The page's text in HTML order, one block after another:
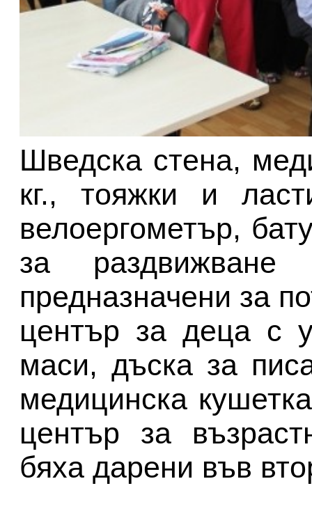
Шведска стена,
кг., тояжки и
велоергометър,
за
предназначени за
център за деца с
маси, дъска за
медицинска
център за
бяха дарени във